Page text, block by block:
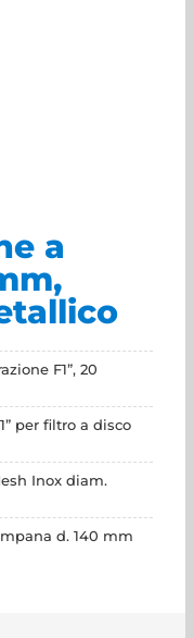
a
F1”, 20
per filtro a disco
Inox diam.
d. 140 mm